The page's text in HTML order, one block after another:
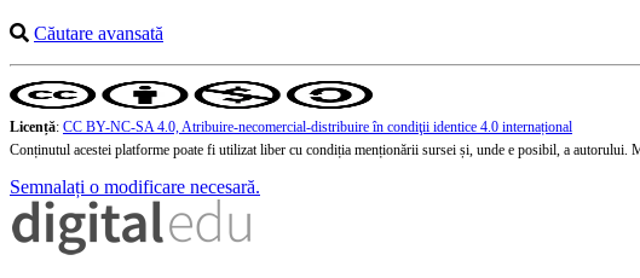
Căutare avansată
Licență: CC BY-NC-SA 4.0, Atribuire-necomercial-distribuire în condiţii identice 4.0 internațional
Conținutul acestei platforme poate fi utilizat liber cu condiția menționării sursei și, unde e posibil, a
Semnalați o modificare necesară.